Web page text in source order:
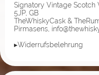
Signatory Vintage Scotch
5JP, GB
TheWhiskyCask &
Pirmasens,
▸Widerrufsbelehrung